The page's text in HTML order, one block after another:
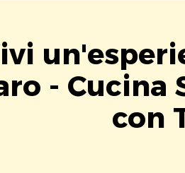
- Cucina
con